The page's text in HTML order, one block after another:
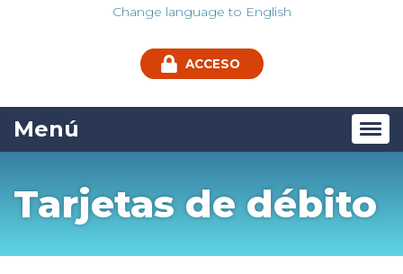
Change language to English
ACCESO
Menú
Tarjetas de débito